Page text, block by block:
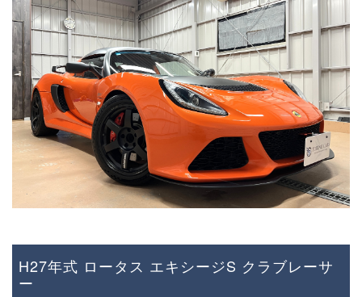
H27年式 ロータス エキシージS クラブレーサ
ー